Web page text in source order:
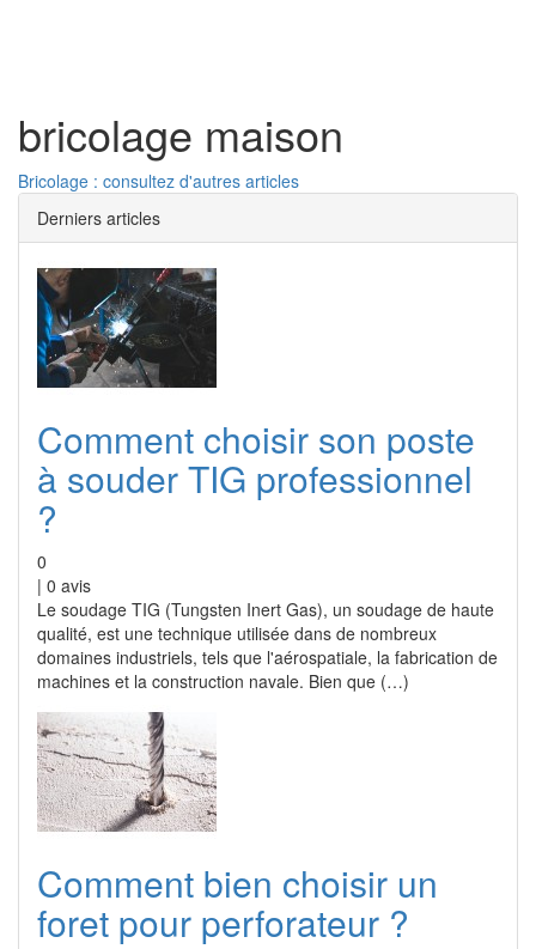
bricolage maison
Bricolage : consultez d'autres articles
Derniers articles
Comment choisir son poste
à souder TIG professionnel
?
0
| 0 avis
Le soudage TIG (Tungsten Inert Gas), un soudage de haute
qualité, est une technique utilisée dans de nombreux
domaines industriels, tels que l'aérospatiale, la fabrication de
machines et la construction navale. Bien que (…)
Comment bien choisir un
foret pour perforateur ?